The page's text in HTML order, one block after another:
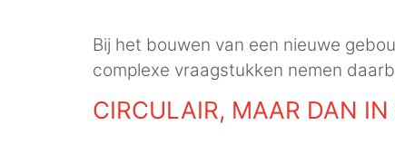
Bij het bouwen van een nieuwe
complexe vraagstukken nemen
CIRCULAIR, MAAR DAN